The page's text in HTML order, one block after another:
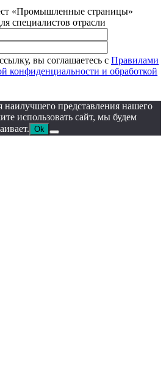
«Промышленные страницы»
специалистов отрасли
вы соглашаетесь с Правилами
конфиденциальности и обработкой
представления нашего
использовать сайт, мы будем
Ok